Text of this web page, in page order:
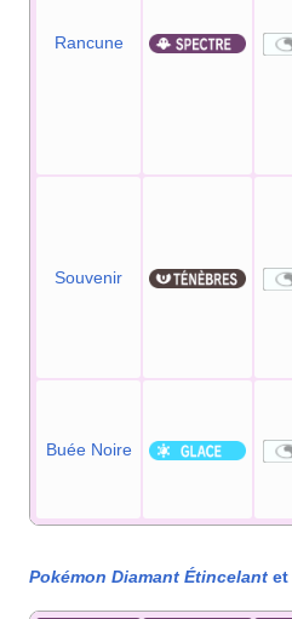
Rancune
Souvenir
Buée Noire
Pokémon Diamant Étincelant et